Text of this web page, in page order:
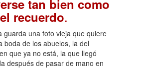
tan bien como
recuerdo.
guarda una foto vieja que quiere
boda de los abuelos, la del
que ya no está, la que llegó
después de pasar de mano en